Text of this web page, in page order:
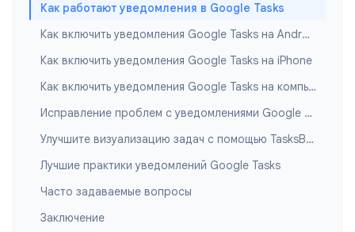
Как работают уведомления в Google Tasks
Как включить уведомления Google Tasks на Android
Как включить уведомления Google Tasks на iPhone
Как включить уведомления Google Tasks на компьютере
Исправление проблем с уведомлениями Google Tasks
Улучшите визуализацию задач с помощью TasksBoard
Лучшие практики уведомлений Google Tasks
Часто задаваемые вопросы
Заключение